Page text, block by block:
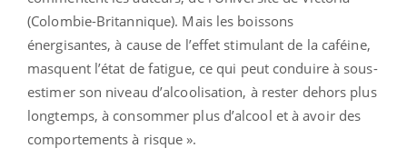
(Colombie-Britannique). Mais les boissons
énergisantes, à cause de l’effet stimulant de la caféine,
masquent l’état de fatigue, ce qui peut conduire à sous-
estimer son niveau d’alcoolisation, à rester dehors plus
longtemps, à consommer plus d’alcool et à avoir des
comportements à risque ».